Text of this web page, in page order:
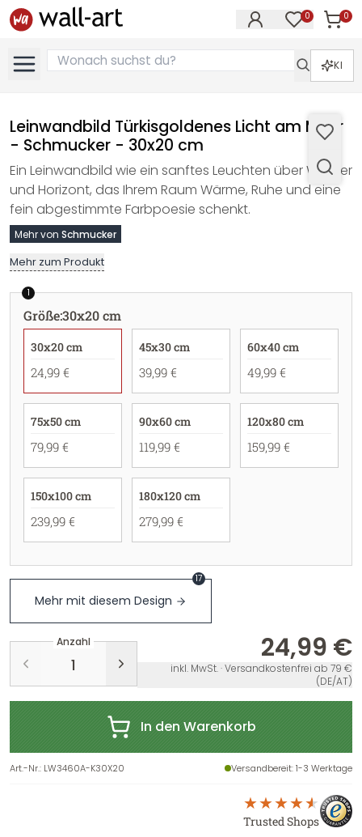
0 0
KI
Leinwandbild Türkisgoldenes Licht am Meer
- Schmucker - 30x20 cm
Ein Leinwandbild wie ein sanftes Leuchten über Wasser
und Horizont, das Ihrem Raum Wärme, Ruhe und eine
fein abgestimmte Farbpoesie schenkt.
Mehr von Schmucker
Mehr zum Produkt
1
Größe:30x20 cm
30x20 cm
24,99 €
45x30 cm
39,99 €
60x40 cm
49,99 €
75x50 cm
79,99 €
90x60 cm
119,99 €
120x80 cm
159,99 €
150x100 cm
239,99 €
180x120 cm
279,99 €
Mehr mit diesem Design
17
Anzahl 24,99 €
inkl. MwSt. · Versandkostenfrei ab 79 €
(DE/AT)
In den Warenkorb
Art.-Nr.: LW3460A-K30X20 Versandbereit: 1-3 Werktage
Trusted Shops